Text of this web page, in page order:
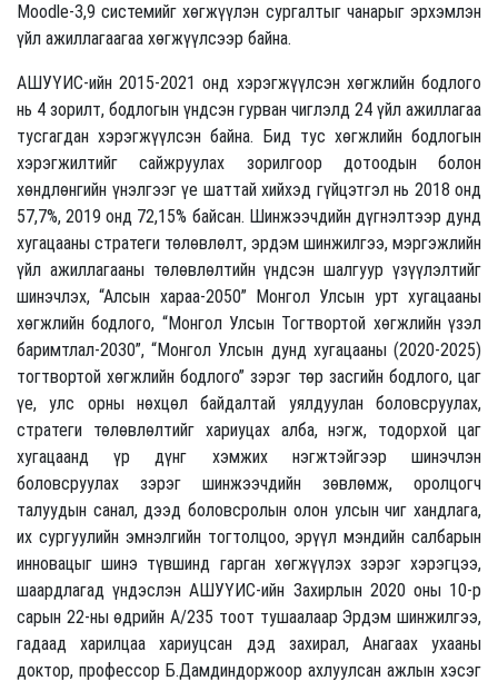
Moodle-3,9 системийг хөгжүүлэн сургалтыг чанарыг эрхэмлэн
үйл ажиллагаагаа хөгжүүлсээр байна.
АШУҮИС-ийн 2015-2021 онд хэрэгжүүлсэн хөгжлийн бодлого
нь 4 зорилт, бодлогын үндсэн гурван чиглэлд 24 үйл ажиллагаа
тусгагдан хэрэгжүүлсэн байна. Бид тус хөгжлийн бодлогын
хэрэгжилтийг сайжруулах зорилгоор дотоодын болон
хөндлөнгийн үнэлгээг үе шаттай хийхэд гүйцэтгэл нь 2018 онд
57,7%, 2019 онд 72,15% байсан. Шинжээчдийн дүгнэлтээр дунд
хугацааны стратеги төлөвлөлт, эрдэм шинжилгээ, мэргэжлийн
үйл ажиллагааны төлөвлөлтийн үндсэн шалгуур үзүүлэлтийг
шинэчлэх, “Алсын хараа-2050” Монгол Улсын урт хугацааны
хөгжлийн бодлого, “Монгол Улсын Тогтвортой хөгжлийн үзэл
баримтлал-2030”, “Монгол Улсын дунд хугацааны (2020-2025)
тогтвортой хөгжлийн бодлого” зэрэг төр засгийн бодлого, цаг
үе, улс орны нөхцөл байдалтай уялдуулан боловсруулах,
стратеги төлөвлөлтийг хариуцах алба, нэгж, тодорхой цаг
хугацаанд үр дүнг хэмжих нэгжтэйгээр шинэчлэн
боловсруулах зэрэг шинжээчдийн зөвлөмж, оролцогч
талуудын санал, дээд боловсролын олон улсын чиг хандлага,
их сургуулийн эмнэлгийн тогтолцоо, эрүүл мэндийн салбарын
инновацыг шинэ түвшинд гарган хөгжүүлэх зэрэг хэрэгцээ,
шаардлагад үндэслэн АШУҮИС-ийн Захирлын 2020 оны 10-р
сарын 22-ны өдрийн А/235 тоот тушаалаар Эрдэм шинжилгээ,
гадаад харилцаа хариуцсан дэд захирал, Анагаах ухааны
доктор, профессор Б.Дамдиндоржоор ахлуулсан ажлын хэсэг